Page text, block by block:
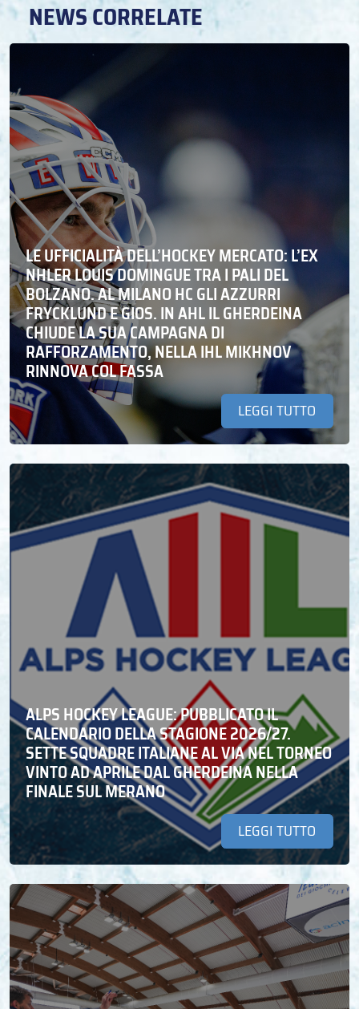
NEWS CORRELATE
LE UFFICIALITÀ DELL’HOCKEY MERCATO: L’EX
NHLER LOUIS DOMINGUE TRA I PALI DEL
BOLZANO. AL MILANO HC GLI AZZURRI
FRYCKLUND E GIOS. IN AHL IL GHERDEINA
CHIUDE LA SUA CAMPAGNA DI
RAFFORZAMENTO, NELLA IHL MIKHNOV
RINNOVA COL FASSA
LEGGI TUTTO
ALPS HOCKEY LEAGUE: PUBBLICATO IL
CALENDARIO DELLA STAGIONE 2026/27.
SETTE SQUADRE ITALIANE AL VIA NEL TORNEO
VINTO AD APRILE DAL GHERDEINA NELLA
FINALE SUL MERANO
LEGGI TUTTO